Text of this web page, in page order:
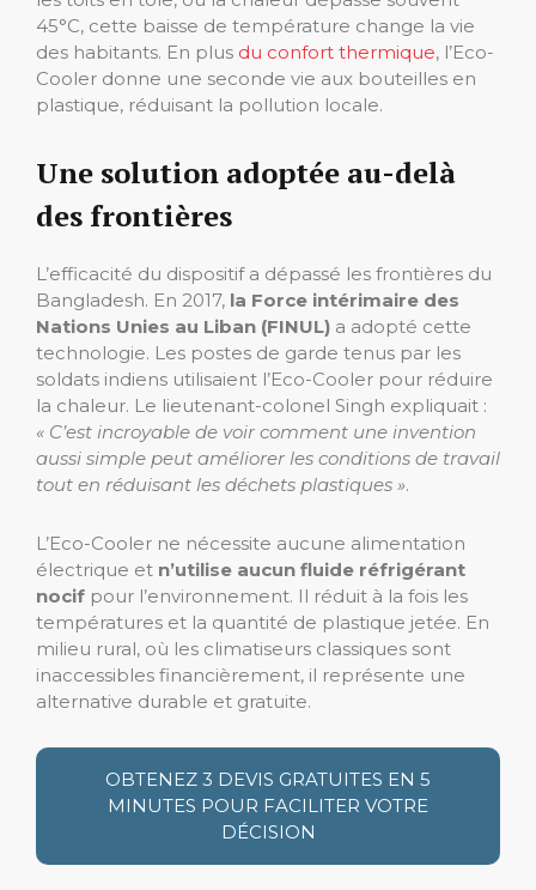
45°C, cette baisse de température change la vie
des habitants. En plus du confort thermique, l’Eco-
Cooler donne une seconde vie aux bouteilles en
plastique, réduisant la pollution locale.
Une solution adoptée au-delà
des frontières
L’efficacité du dispositif a dépassé les frontières du
Bangladesh. En 2017, la Force intérimaire des
Nations Unies au Liban (FINUL) a adopté cette
technologie. Les postes de garde tenus par les
soldats indiens utilisaient l’Eco-Cooler pour réduire
la chaleur. Le lieutenant-colonel Singh expliquait :
« C’est incroyable de voir comment une invention
aussi simple peut améliorer les conditions de travail
tout en réduisant les déchets plastiques ».
L’Eco-Cooler ne nécessite aucune alimentation
électrique et n’utilise aucun fluide réfrigérant
nocif pour l’environnement. Il réduit à la fois les
températures et la quantité de plastique jetée. En
milieu rural, où les climatiseurs classiques sont
inaccessibles financièrement, il représente une
alternative durable et gratuite.
OBTENEZ 3 DEVIS GRATUITES EN 5
MINUTES POUR FACILITER VOTRE
DÉCISION